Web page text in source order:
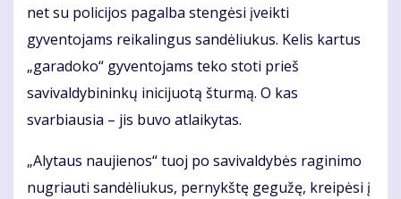
net su policijos pagalba stengėsi įveikti
gyventojams reikalingus sandėliukus. Kelis kartus
„garadoko“ gyventojams teko stoti prieš
savivaldybininkų inicijuotą šturmą. O kas
svarbiausia – jis buvo atlaikytas.
„Alytaus naujienos“ tuoj po savivaldybės raginimo
nugriauti sandėliukus, pernykštę gegužę, kreipėsi į